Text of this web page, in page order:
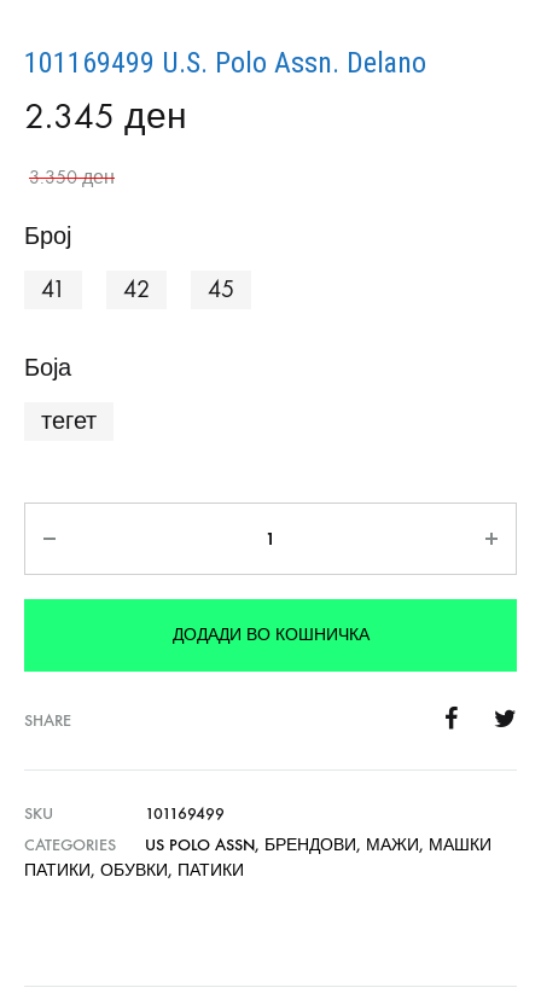
101169499 U.S. Polo Assn. Delano
2.345 ден
3.350ден
Број
41
42 45
Боја
тегет
ДОДАДИ ВО КОШНИЧКА
SHARE
SKU
101169499
CATEGORIES
US POLO ASSN, БРЕНДОВИ, МАЖИ, МАШКИ
ПАТИКИ, ОБУВКИ, ПАТИКИ